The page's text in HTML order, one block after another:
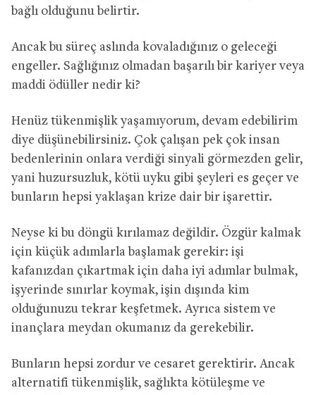
bağlı olduğunu belirtir.
Ancak bu süreç aslında kovaladığınız o geleceği
engeller. Sağlığınız olmadan başarılı bir kariyer veya
maddi ödüller nedir ki?
Henüz tükenmişlik yaşamıyorum, devam edebilirim
diye düşünebilirsiniz. Çok çalışan pek çok insan
bedenlerinin onlara verdiği sinyali görmezden gelir,
yani huzursuzluk, kötü uyku gibi şeyleri es geçer ve
bunların hepsi yaklaşan krize dair bir işarettir.
Neyse ki bu döngü kırılamaz değildir. Özgür kalmak
için küçük adımlarla başlamak gerekir: işi
kafanızdan çıkartmak için daha iyi adımlar bulmak,
işyerinde sınırlar koymak, işin dışında kim
olduğunuzu tekrar keşfetmek. Ayrıca sistem ve
inançlara meydan okumanız da gerekebilir.
Bunların hepsi zordur ve cesaret gerektirir. Ancak
alternatifi tükenmişlik, sağlıkta kötüleşme ve